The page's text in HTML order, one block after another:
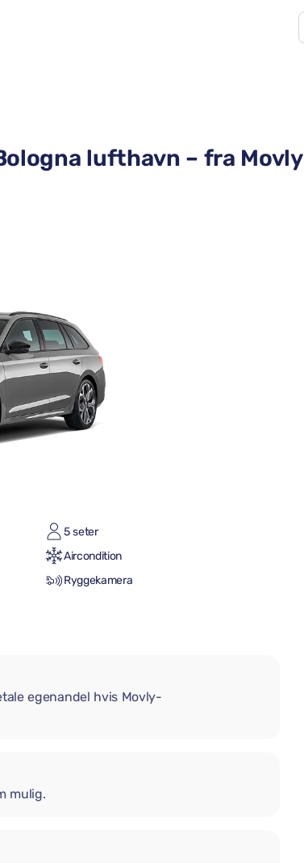
lufthavn – fra Movly
5 seter
Aircondition
Ryggekamera
egenandel hvis Movly-
mulig.